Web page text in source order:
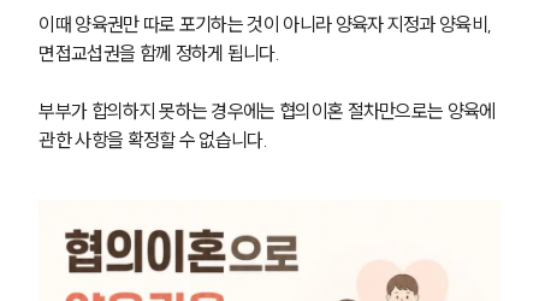
이때 양육권만 따로 포기하는 것이 아니라 양육자 지정과 양육비,
면접교섭권을 함께 정하게 됩니다.
부부가 합의하지 못하는 경우에는 협의이혼 절차만으로는 양육에
관한 사항을 확정할 수 없습니다.